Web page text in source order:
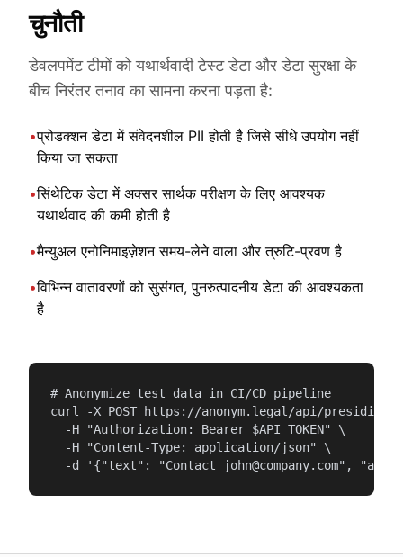
चुनौती
डेवलपमेंट टीमों को यथार्थवादी टेस्ट डेटा और डेटा सुरक्षा के
बीच निरंतर तनाव का सामना करना पड़ता है:
•प्रोडक्शन डेटा में संवेदनशील PII होती है जिसे सीधे उपयोग नहीं
किया जा सकता
•सिंथेटिक डेटा में अक्सर सार्थक परीक्षण के लिए आवश्यक
यथार्थवाद की कमी होती है
•मैन्युअल एनोनिमाइज़ेशन समय-लेने वाला और त्रुटि-प्रवण है
•विभिन्न वातावरणों को सुसंगत, पुनरुत्पादनीय डेटा की आवश्यकता
है
# Anonymize test data in CI/CD pipeline
curl -X POST https://anonym.legal/api/presidio/
  -H "Authorization: Bearer $API_TOKEN" \
  -H "Content-Type: application/json" \
-d '{"text": "Contact john@company.com",